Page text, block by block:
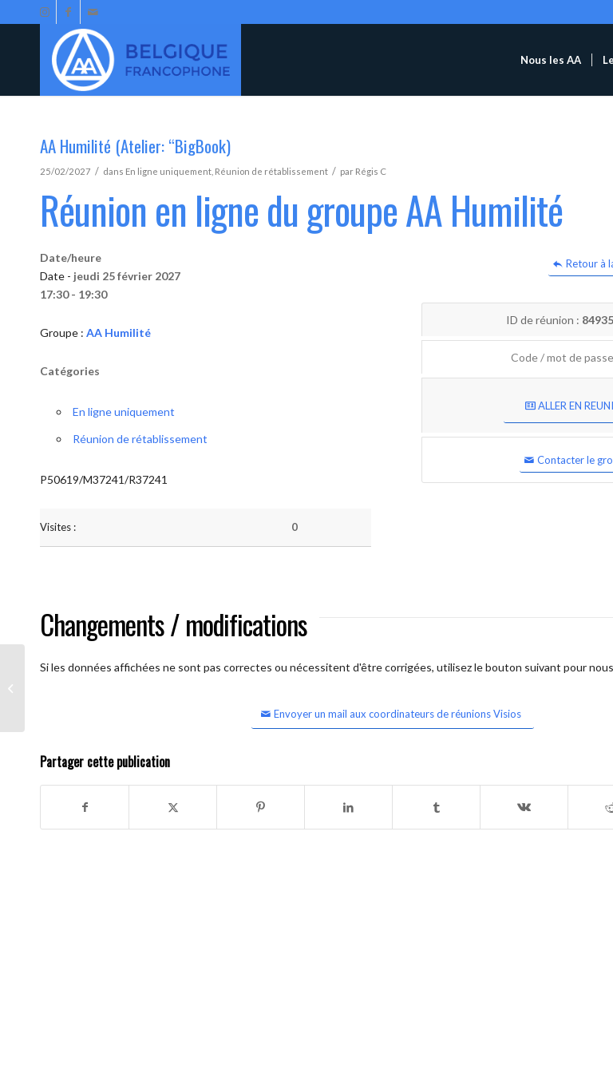
Nous les AA
AA Humilité (Atelier: “BigBook)
25/02/2027 / dans En ligne uniquement Réunion de rétablissement / par Régis C
Réunion en ligne du groupe AA Humilité
Retour à
Date/heure
Date - jeudi 25 février 2027
17:30 - 19:30
Groupe : AA Humilité
Catégories
En ligne uniquement
Réunion de rétablissement
P50619/M37241/R37241
Visites : 0
ID de réunion :
Code / mot de
ALLER EN
Contacter le
Changements / modifications
Si les données affichées ne sont pas correctes ou nécessitent d'être corrigées, utilisez le bouton suivant pour
Envoyer un mail aux coordinateurs de réunions Visios
Partager cette publication